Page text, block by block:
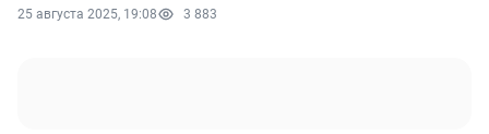
25 августа 2025, 19:08 3 883